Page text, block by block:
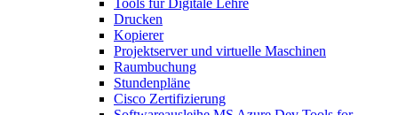
Tools für Digitale Lehre
Drucken
Kopierer
Projektserver und virtuelle Maschinen
Raumbuchung
Stundenpläne
Cisco Zertifizierung